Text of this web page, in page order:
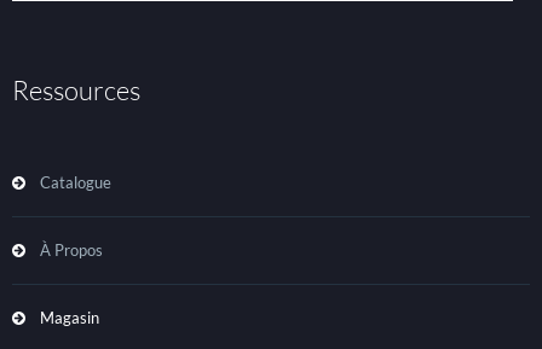
Ressources
Catalogue
À Propos
Magasin